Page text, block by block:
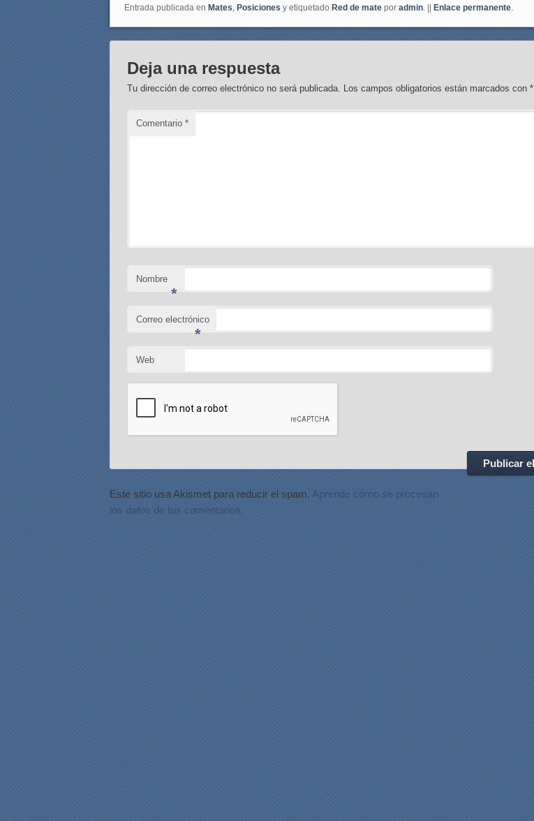
Entrada publicada en Mates, Posiciones y etiquetado Red de mate por admin. || Enlace permanente.
Deja una respuesta
Tu dirección de correo electrónico no será publicada. Los campos obligatorios están marcados con*
Comentario*
Nombre
*
Correo electrónico
*
Web
Este sitio usa Akismet para reducir el spam. Aprende cómo se procesan
los datos de tus comentarios.